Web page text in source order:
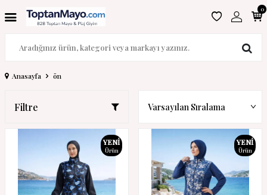
0
Anasayfa ön
Filtre
YENI
Ürün
YENI
Ürün